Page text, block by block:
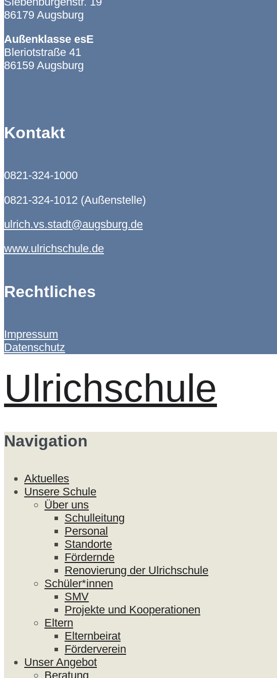
86179 Augsburg
Außenklasse esE
Bleriotstraße 41
86159 Augsburg
Kontakt
0821-324-1000
0821-324-1012 (Außenstelle)
ulrich.vs.stadt@augsburg.de
www.ulrichschule.de
Rechtliches
Impressum
Datenschutz
Ulrichschule
Navigation
Aktuelles
Unsere Schule
Über uns
Schulleitung
Personal
Standorte
Fördernde
Renovierung der Ulrichschule
Schüler*innen
SMV
Projekte und Kooperationen
Eltern
Elternbeirat
Förderverein
Unser Angebot
Beratung